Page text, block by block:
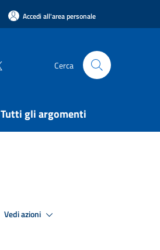
Accedi all'area personale
Cerca
Tutti gli argomenti
Vedi azioni